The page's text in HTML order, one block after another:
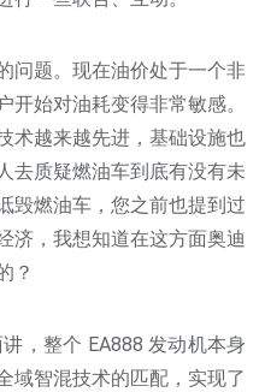
问题。现在油价处于一个非
始对油耗变得非常敏感。
术越来越先进，基础设施也
去质疑燃油车到底有没有未
毁燃油车，您之前也提到过
济，我想知道在这方面奥迪
？
，整个 EA888 发动机本身
域智混技术的匹配，实现了